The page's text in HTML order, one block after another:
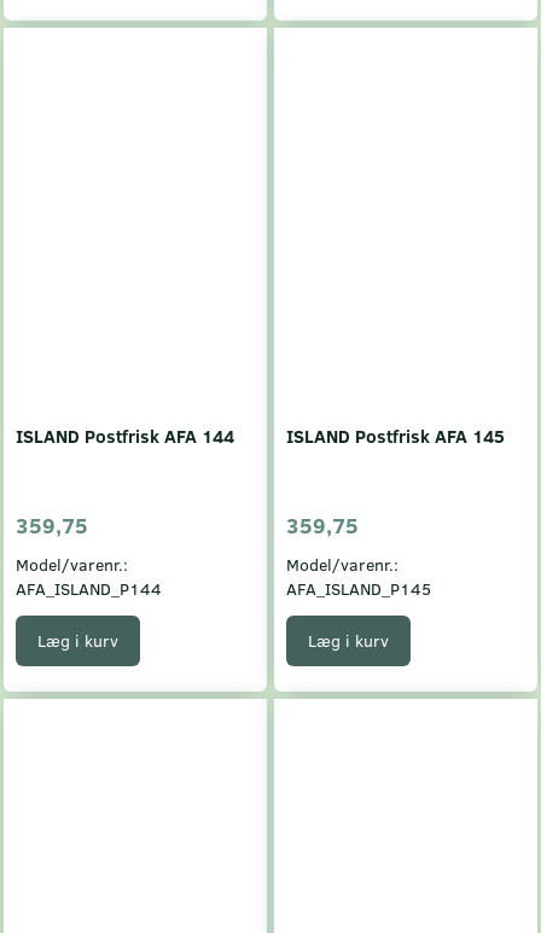
ISLAND Postfrisk AFA 144
359,75
Model/varenr.:
AFA_ISLAND_P144
Læg i kurv
ISLAND Postfrisk AFA 145
359,75
Model/varenr.:
AFA_ISLAND_P145
Læg i kurv